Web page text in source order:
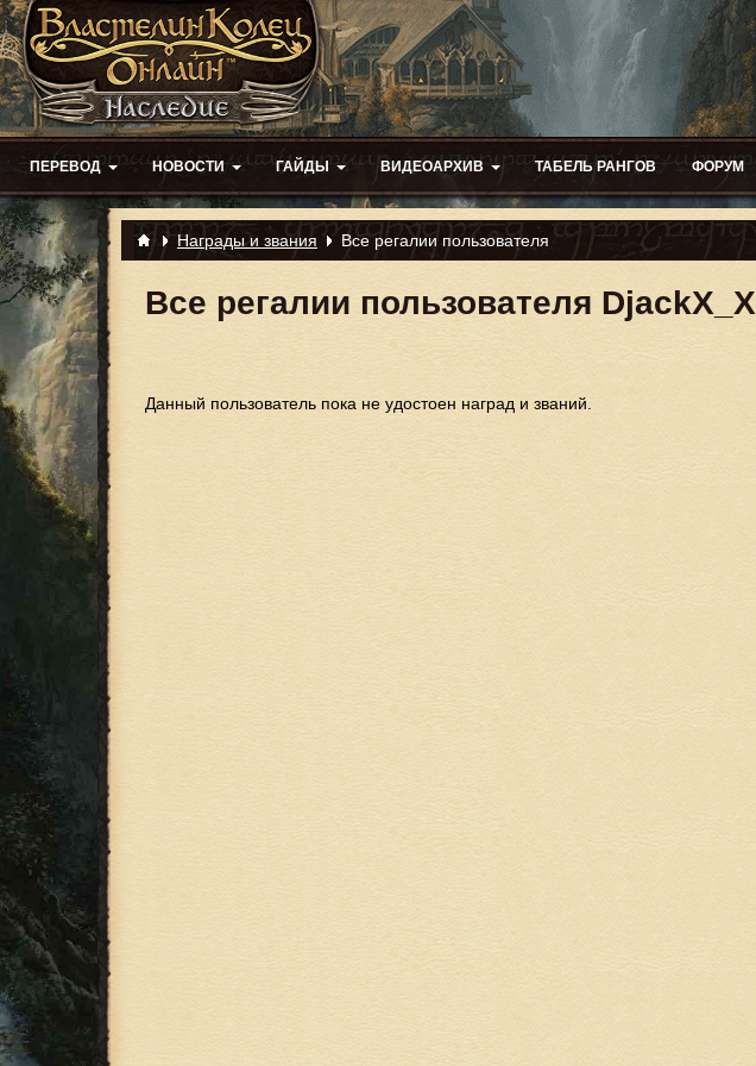
ПЕРЕВОД НОВОСТИ ГАЙДЫ ВИДЕОАРХИВ ТАБЕЛЬ РАНГОВ ФОРУМ
Награды и звания Все регалии пользователя
Все регалии пользователя DjackX_X
Данный пользователь пока не удостоен наград и званий.